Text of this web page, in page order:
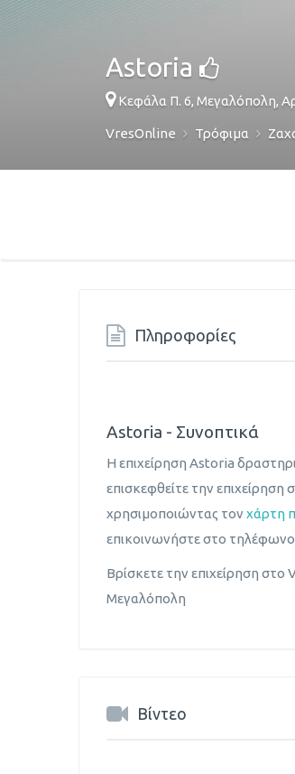
Astoria
Κεφάλα Π. 6, Μεγαλόπολη,
VresOnline Τρόφιμα
Πληροφορίες
Astoria - Συνοπτικά
Η επιχείρηση Astoria
επισκεφθείτε την
χρησιμοποιώντας τον χάρτη
επικοινωνήστε στο τηλέφωνο
Βρίσκετε την επιχείρηση
Μεγαλόπολη
Βίντεο